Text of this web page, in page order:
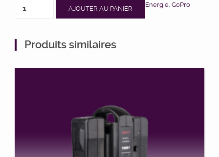
AJOUTER AU PANIER
Energie GoPro
Produits similaires